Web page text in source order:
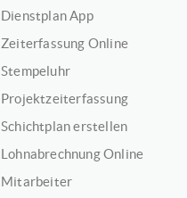
Dienstplan App
Zeiterfassung Online
Stempeluhr
Projektzeiterfassung
Schichtplan erstellen
Lohnabrechnung Online
Mitarbeiter